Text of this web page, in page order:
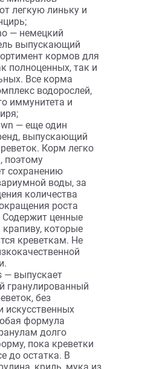
палочки).
животных и
ингредиентов
полноценное
гармоничный рост
наличие в составе
усиливают яркость
минералов
легкую линьку и
— немецкий
выпускающий
кормов для
полноценных, так и
Все корма
водорослей,
иммунитета и
— еще один
выпускающий
креветок. Корм легко
поэтому
сохранению
воды, за
количества
сокращения роста
Содержит ценные